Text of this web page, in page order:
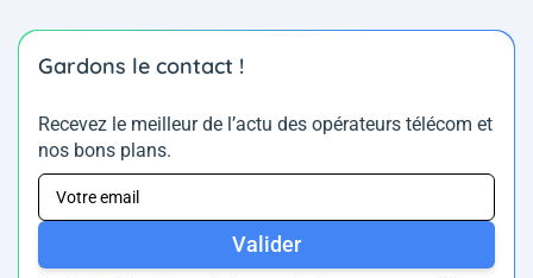
Gardons le contact !
Recevez le meilleur de l’actu des opérateurs télécom et
nos bons plans.
Valider